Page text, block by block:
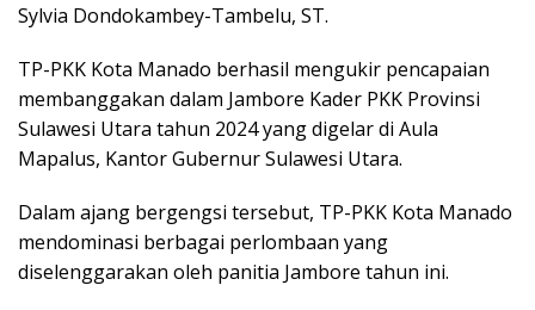
Sylvia Dondokambey-Tambelu, ST.
TP-PKK Kota Manado berhasil mengukir pencapaian
membanggakan dalam Jambore Kader PKK Provinsi
Sulawesi Utara tahun 2024 yang digelar di Aula
Mapalus, Kantor Gubernur Sulawesi Utara.
Dalam ajang bergengsi tersebut, TP-PKK Kota Manado
mendominasi berbagai perlombaan yang
diselenggarakan oleh panitia Jambore tahun ini.